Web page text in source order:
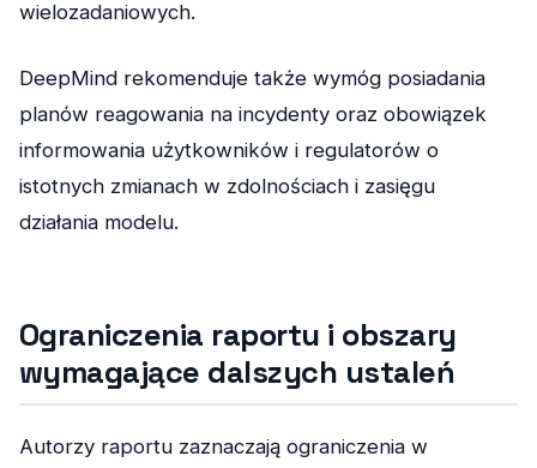
wielozadaniowych.
DeepMind rekomenduje także wymóg posiadania
planów reagowania na incydenty oraz obowiązek
informowania użytkowników i regulatorów o
istotnych zmianach w zdolnościach i zasięgu
działania modelu.
Ograniczenia raportu i obszary
wymagające dalszych ustaleń
Autorzy raportu zaznaczają ograniczenia w